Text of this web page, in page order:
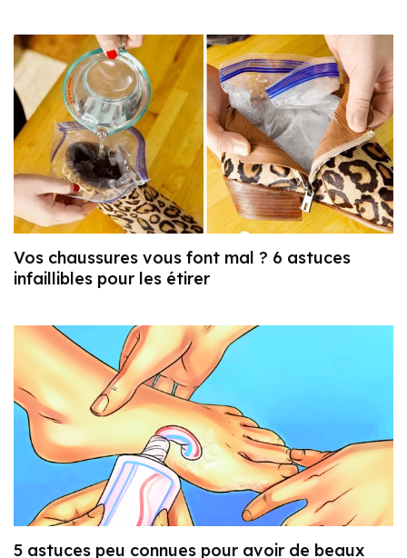
Vos chaussures vous font mal ? 6 astuces
infaillibles pour les étirer
5 astuces peu connues pour avoir de beaux